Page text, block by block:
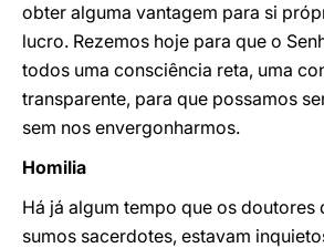
obter alguma vantagem para si
lucro. Rezemos hoje para que o
todos uma consciência reta, uma
transparente, para que possamos
sem nos envergonharmos.
Homilia
Há já algum tempo que os doutores
sumos sacerdotes, estavam